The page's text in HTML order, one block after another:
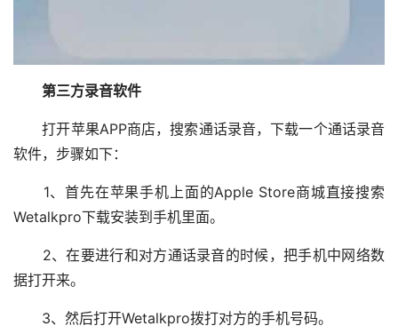
第三方录音软件
打开苹果APP商店，搜索通话录音，下载一个通话录音
软件，步骤如下：
1、首先在苹果手机上面的Apple Store商城直接搜索
Wetalkpro下载安装到手机里面。
2、在要进行和对方通话录音的时候，把手机中网络数
据打开来。
3、然后打开Wetalkpro拨打对方的手机号码。